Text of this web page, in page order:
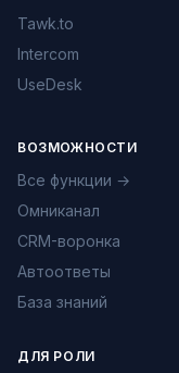
Tawk.to
Intercom
UseDesk
ВОЗМОЖНОСТИ
Все функции →
Омниканал
CRM-воронка
Автоответы
База знаний
ДЛЯ РОЛИ